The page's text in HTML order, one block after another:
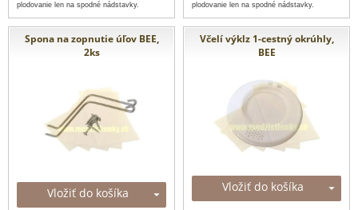
plodovanie len na spodné nádstavky.
plodovanie len na spodné nádstavky.
Spona na zopnutie úľov BEE,
2ks
Vložiť do košíka
Včelí výklz 1-cestný okrúhly,
BEE
Vložiť do košíka